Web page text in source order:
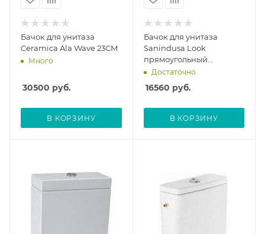
Бачок для унитаза
Ceramica Ala Wave 23CM
Много
30500 руб.
В КОРЗИНУ
Бачок для унитаза
Sanindusa Look
прямоугольный
1341110LM
Достаточно
16560 руб.
В КОРЗИНУ